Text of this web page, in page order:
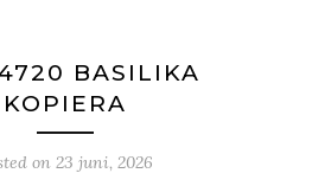
BASILIKA
KOPIERA
on 23 juni, 2026